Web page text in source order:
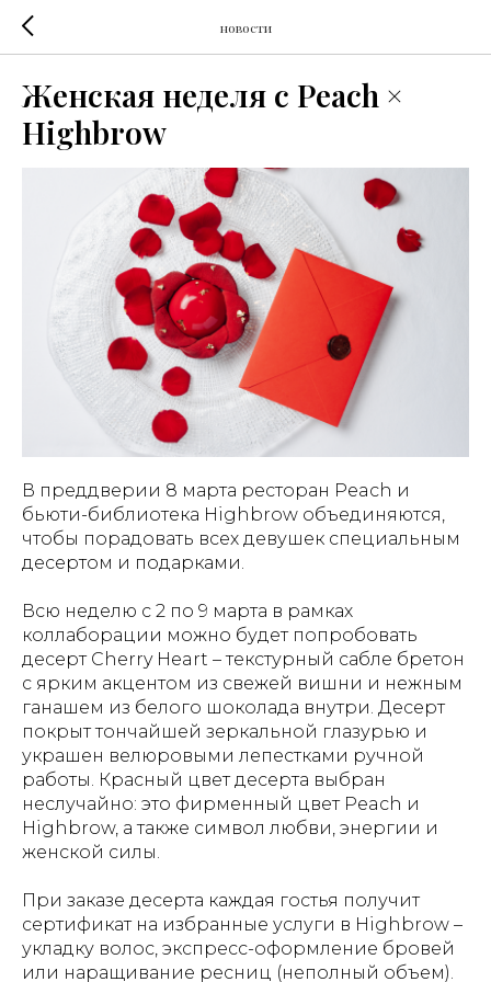
новости
Женская неделя с Peach ×
Highbrow
В преддверии 8 марта ресторан Peach и
бьюти-библиотека Highbrow объединяются,
чтобы порадовать всех девушек специальным
десертом и подарками.
Всю неделю с 2 по 9 марта в рамках
коллаборации можно будет попробовать
десерт Cherry Heart – текстурный сабле бретон
с ярким акцентом из свежей вишни и нежным
ганашем из белого шоколада внутри. Десерт
покрыт тончайшей зеркальной глазурью и
украшен велюровыми лепестками ручной
работы. Красный цвет десерта выбран
неслучайно: это фирменный цвет Peach и
Highbrow, а также символ любви, энергии и
женской силы.
При заказе десерта каждая гостья получит
сертификат на избранные услуги в Highbrow –
укладку волос, экспресс-оформление бровей
или наращивание ресниц (неполный объем).